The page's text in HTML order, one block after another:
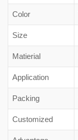
Color
Size
Matierial
Application
Packing
Customized